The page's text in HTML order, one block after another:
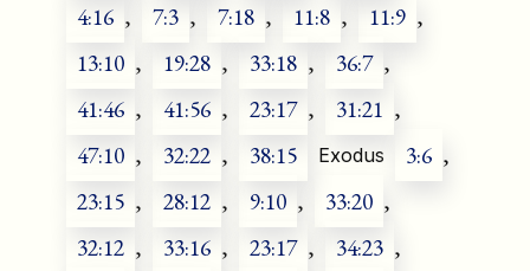
4:16 , 7:3 , 7:18 , 11:8 , 11:9 ,
13:10 , 19:28 , 33:18 , 36:7 ,
41:46 , 41:56 , 23:17 , 31:21 ,
47:10 , 32:22 , 38:15 Exodus 3:6 ,
23:15 , 28:12 , 9:10 , 33:20 ,
32:12 , 33:16 , 23:17 , 34:23 ,